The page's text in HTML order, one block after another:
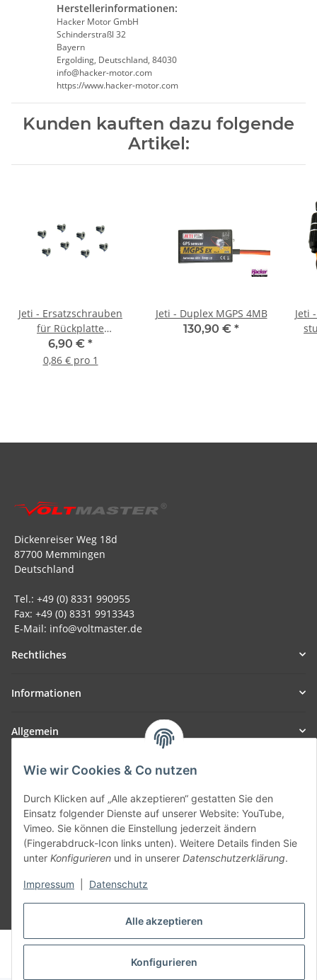
Alle akzeptieren
Konfigurieren
Wie wir Cookies & Co nutzen
Durch Klicken auf „Alle akzeptieren“ gestatten Sie den
Einsatz folgender Dienste auf unserer Website: YouTube,
Vimeo. Sie können die Einstellung jederzeit ändern
(Fingerabdruck-Icon links unten). Weitere Details finden Sie
unter Konfigurieren und in unserer Datenschutzerklärung.
Impressum Datenschutz
Herstellerinformationen:
Hacker Motor GmbH
Schinderstraßl 32
Bayern
Ergolding, Deutschland, 84030
info@hacker-motor.com
https://www.hacker-motor.com
Kunden kauften dazu folgende
Artikel:
Jeti - Ersatzschrauben
für Rückplatte
DS14/16/24 Sender (8
Stück)
6,90 € *
0,86 € pro 1
Jeti - Duplex MGPS 4MB
130,90 € *
Jeti
Dickenreiser Weg 18d
87700 Memmingen
Deutschland
Tel.: +49 (0) 8331 990955
Fax: +49 (0) 8331 9913343
E-Mail: info@voltmaster.de
Rechtliches
Informationen
Allgemein
Teil unseres Netzwerks:
Vertrag widerrufen
© voltmaster.de
Powered byJTL-Shop